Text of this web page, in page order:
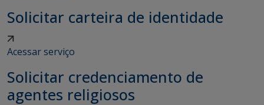
Solicitar carteira de identidade
Acessar serviço
Solicitar credenciamento de
agentes religiosos